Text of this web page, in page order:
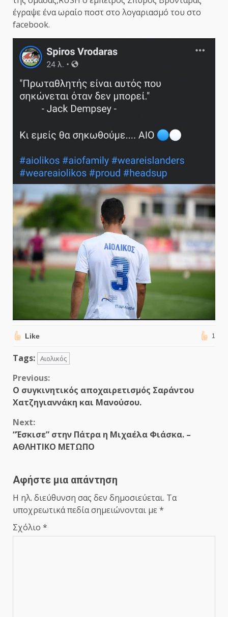
έγραψε ένα ωραίο ποστ στο λογαριασμό του στο
facebook.
Like 1
Tags: Αιολικός
Continue
Reading
Previous:
Ο συγκινητικός αποχαιρετισμός Σαράντου
Χατζηγιαννάκη και Μανούσου.
Next:
“Έσκισε” στην Πάτρα η Μιχαέλα Φιάσκα. –
ΑΘΛΗΤΙΚΟ ΜΕΤΩΠΟ
Αφήστε μια απάντηση
Η ηλ. διεύθυνση σας δεν δημοσιεύεται. Τα
υποχρεωτικά πεδία σημειώνονται με *
Σχόλιο *